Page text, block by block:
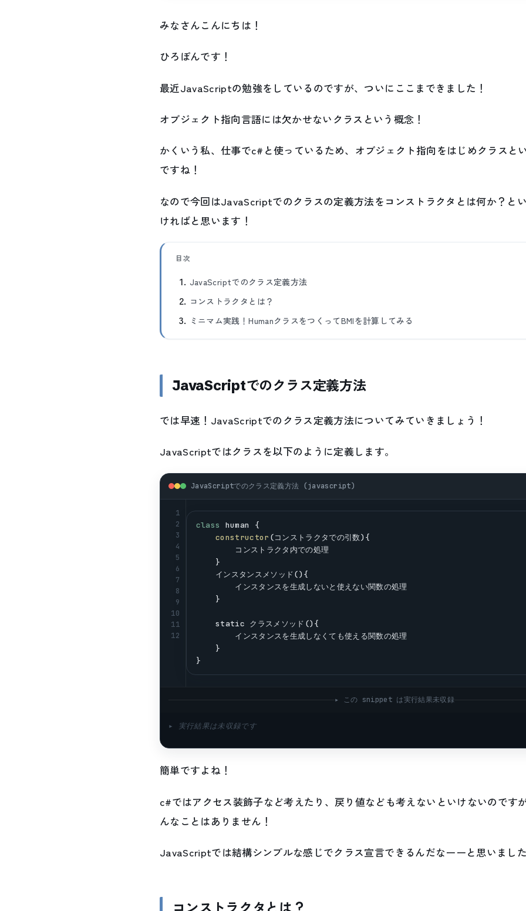
みなさんこんにちは！
ひろぽんです！
最近JavaScriptの勉強をしているのですが、ついにここまできました！
オブジェクト指向言語には欠かせないクラスという概念！
かくいう私、仕事でc#と使っているため、オブジェクト指向をはじめクラスと
ですね！
なので今回はJavaScriptでのクラスの定義方法をコンストラクタとは何か？と
ければと思います！
目次
JavaScriptでのクラス定義方法
コンストラクタとは？
ミニマム実践！HumanクラスをつくってBMIを計算してみる
JavaScriptでのクラス定義方法
では早速！JavaScriptでのクラス定義方法についてみていきましょう！
JavaScriptではクラスを以下のように定義します。
JavaScriptでのクラス定義方法 (javascript)
1
2
3
4
5
6
7
8
9
10
11
12
class human
{
constructor (コンストラクタでの引数){
        コンストラクタ内での処理
    }
    インスタンスメソッド(){
        インスタンスを生成しないと使えない関数の処理
    }
static クラスメソッド(){
        インスタンスを生成しなくても使える関数の処理
    }
}
▸ この snippet は実行結果未収録
▸ 実行結果は未収録です
簡単ですよね！
c#ではアクセス装飾子など考えたり、戻り値なども考えないといけないのです
んなことはありません！
JavaScriptでは結構シンプルな感じでクラス宣言できるんだなーーと思いました